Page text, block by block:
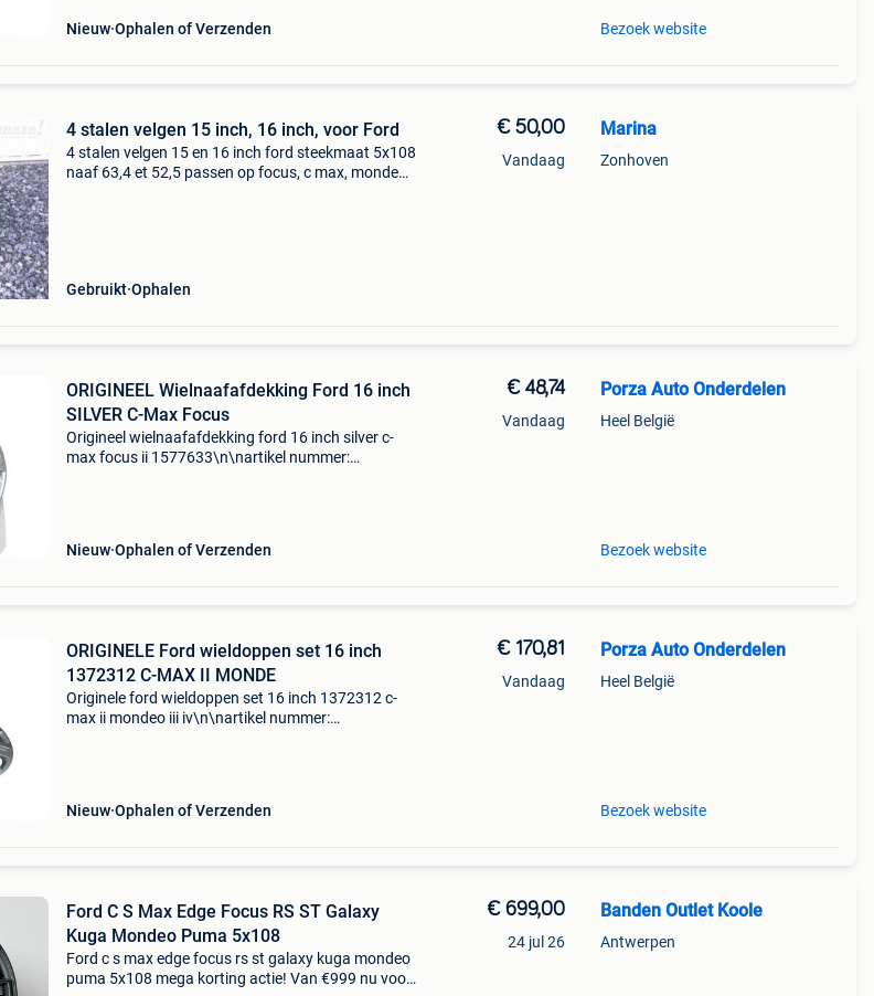
Nieuw Ophalen of Verzenden Bezoek website
4 stalen velgen 15 inch, 16 inch, voor Ford
4 stalen velgen 15 en 16 inch ford steekmaat 5x108
naaf 63,4 et 52,5 passen op focus, c max, mondeo,
Gebruikt Ophalen
€ 50,00
Vandaag
Marina
Zonhoven
ORIGINEEL Wielnaafafdekking Ford 16 inch
SILVER C-Max Focus
Origineel wielnaafafdekking ford 16 inch silver c-
max focus ii 1577633\n\nartikel nummer:
Nieuw Ophalen of Verzenden
€ 48,74
Vandaag
Porza Auto Onderdelen
Heel België
Bezoek website
ORIGINELE Ford wieldoppen set 16 inch
1372312 C-MAX II MONDE
Originele ford wieldoppen set 16 inch 1372312 c-
max ii mondeo iii iv\n\nartikel nummer:
Nieuw Ophalen of Verzenden
€ 170,81
Vandaag
Porza Auto Onderdelen
Heel België
Bezoek website
Ford C S Max Edge Focus RS ST Galaxy
Kuga Mondeo Puma 5x108
Ford c s max edge focus rs st galaxy kuga mondeo
puma 5x108 mega korting actie! Van €999 nu voor
€ 699,00
24 jul 26
Banden Outlet Koole
Antwerpen